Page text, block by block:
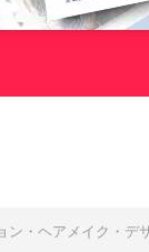
・ヘアメイク・デ